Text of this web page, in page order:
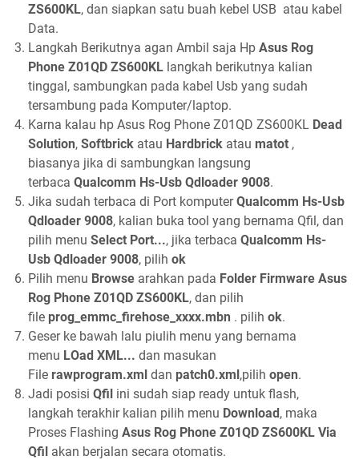
ZS600KL, dan siapkan satu buah kebel USB atau kabel
Data.
Langkah Berikutnya agan Ambil saja Hp Asus Rog
Phone Z01QD ZS600KL langkah berikutnya kalian
tinggal, sambungkan pada kabel Usb yang sudah
tersambung pada Komputer/laptop.
Karna kalau hp Asus Rog Phone Z01QD ZS600KL Dead
Solution, Softbrick atau Hardbrick atau matot ,
biasanya jika di sambungkan langsung
terbaca Qualcomm Hs-Usb Qdloader 9008.
Jika sudah terbaca di Port komputerQualcomm Hs-Usb
Qdloader 9008, kalian buka tool yang bernama Qfil, dan
pilih menu Select Port..., jika terbaca Qualcomm Hs-
Usb Qdloader 9008, pilih ok
Pilih menu Browse arahkan pada Folder Firmware Asus
Rog Phone Z01QD ZS600KL, dan pilih
file prog_emmc_firehose_xxxx.mbn . pilih ok.
Geser ke bawah lalu piulih menu yang bernama
menu LOad XML... dan masukan
File rawprogram.xml dan patch0.xml,pilih open.
Jadi posisi Qfil ini sudah siap ready untuk flash,
langkah terakhir kalian pilih menu Download, maka
Proses Flashing Asus Rog Phone Z01QD ZS600KL Via
Qfil akan berjalan secara otomatis.